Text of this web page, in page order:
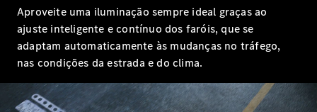
Classe A
Hatchback
Aproveite uma iluminação sempre ideal graças ao
ajuste inteligente e contínuo dos faróis, que se
adaptam automaticamente às mudanças no tráfego,
nas condições da estrada e do clima.